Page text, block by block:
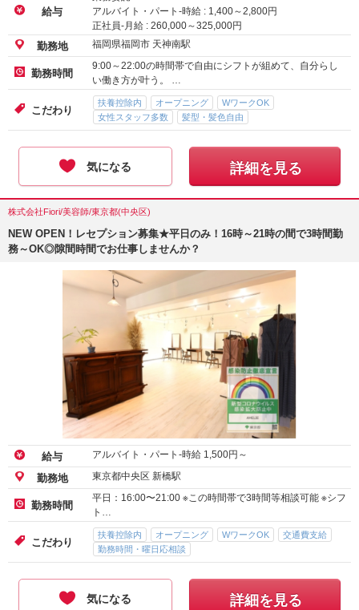
給与
アルバイト・パート-時給 : 1,400～2,800円
正社員-月給 : 260,000～325,000円
勤務地 福岡県福岡市 天神南駅
勤務時間
9:00～22:00の時間帯で自由にシフトが組めて、自分らし
い働き方が叶う。 …
こだわり
扶養控除内 オープニング
WワークOK
女性スタッフ多数
髪型・髪色自由
気になる 詳細を見る
株式会社Fiori/美容師/東京都(中央区)
NEW OPEN！レセプション募集★平日のみ！16時～21時の間で3時間勤
務～OK◎隙間時間でお仕事しませんか？
給与 アルバイト・パート-時給 1,500円～
勤務地 東京都中央区 新橋駅
勤務時間
平日：16:00〜21:00 ※この時間帯で3時間等相談可能 ※シフ
ト…
こだわり
扶養控除内 オープニング WワークOK
交通費支給
勤務時間・曜日応相談
気になる 詳細を見る